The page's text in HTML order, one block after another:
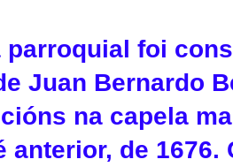
foi
Juan Bernardo
na capela
anterior, de 1676.